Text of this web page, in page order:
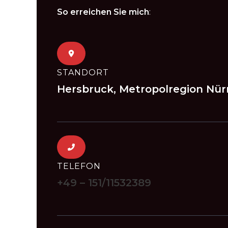
So erreichen Sie mich:
STANDORT
Hersbruck, Metropolregion
TELEFON
+49 – 151/11532389